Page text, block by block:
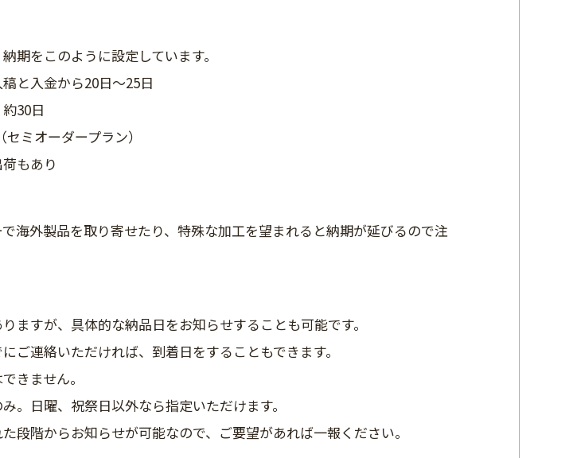
期をこのように設定しています。
と入金から20日～25日
30日
ミオーダープラン）
もあり
海外製品を取り寄せたり、特殊な加工を望まれると納期が延びるので注
ますが、具体的な納品日をお知らせすることも可能です。
ご連絡いただければ、到着日をすることもできます。
きません。
。日曜、祝祭日以外なら指定いただけます。
段階からお知らせが可能なので、ご要望があれば一報ください。